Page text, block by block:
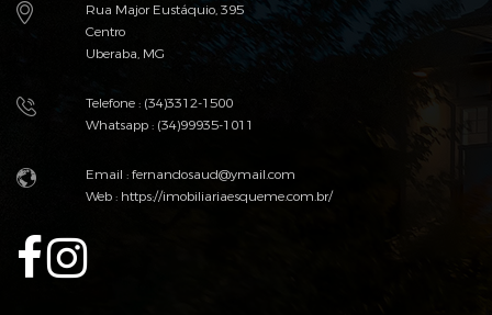
Rua Major Eustáquio, 395
Centro
Uberaba, MG
Telefone : (34)3312-1500
Whatsapp : (34)99935-1011
Email : fernandosaud@ymail.com
Web :https://imobiliariaesqueme.com.br/